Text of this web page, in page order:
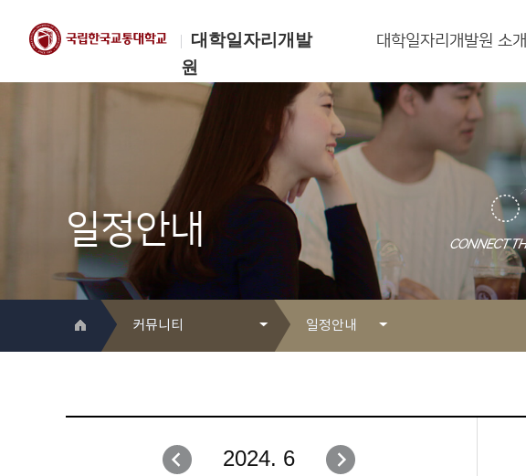
대학일자리개발
원
한국교통대학교
대학일자리개발원
대학일자리개발원 소개
일정안내
커뮤니티
취업성공지원과
창업지원·교육센터
일정안내
자유게시판
일정안내
2024. 6